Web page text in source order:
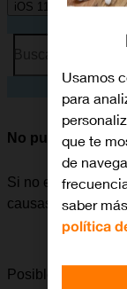
iOS 11.0
No puedo
Si no es posible
causas posibles al
Posible causa 5 de
Usamos
para
que te
de
saber
política